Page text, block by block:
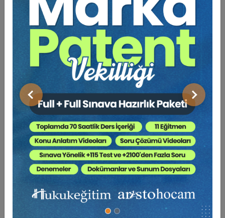
Önceki Sonraki
Video Eğitim Abonesi Ol: Sadece 5490 TL / Yıllık
Dr. Öğr. Üyesi Ramazan KORKMAZ
A'dan Z'ye Tebligat Hukuku (2 Video - Toplam 6